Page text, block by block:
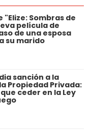
"Elize: Sombras de
película de
de una esposa
su marido
sanción a la
Propiedad Privada:
ceder en la Ley